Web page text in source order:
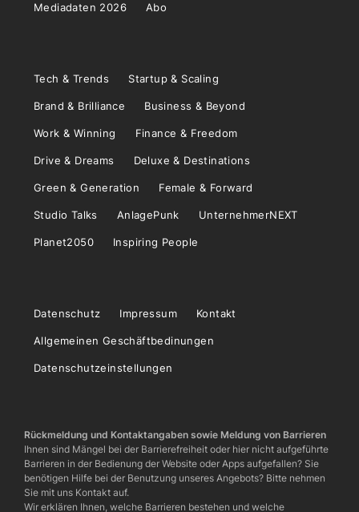
Mediadaten 2026 Abo
Tech & Trends Startup & Scaling
Brand & Brilliance Business & Beyond
Work & Winning Finance & Freedom
Drive & Dreams Deluxe & Destinations
Green & Generation Female & Forward
Studio Talks AnlagePunk UnternehmerNEXT
Planet2050 Inspiring People
Datenschutz Impressum Kontakt
Allgemeinen Geschäftbedinungen
Datenschutzeinstellungen
Rückmeldung und Kontaktangaben sowie Meldung von Barrieren
Ihnen sind Mängel bei der Barrierefreiheit oder hier nicht aufgeführte
Barrieren in der Bedienung der Website oder Apps aufgefallen? Sie
benötigen Hilfe bei der Benutzung unseres Angebots? Bitte nehmen
Sie mit uns Kontakt auf.
Wir erklären Ihnen, welche Barrieren bestehen und welche